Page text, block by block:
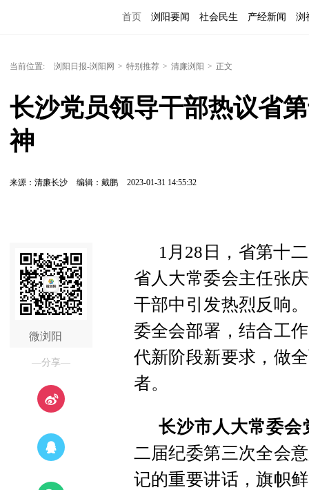
首页 浏阳要闻 社会民生 产经新闻 浏
当前位置: 浏阳日报-浏阳网 > 特别推荐 > 清廉浏阳 > 正文
长沙党员领导干部热议省
神
来源：清廉长沙 编辑：戴鹏 2023-01-31 14:55:32
微浏阳
—分享—
1月28日，省第十
省人大常委会主任张
干部中引发热烈反响
委全会部署，结合工
代新阶段新要求，做
者。
长沙市人大常委会
二届纪委第三次全会
记的重要讲话，旗帜